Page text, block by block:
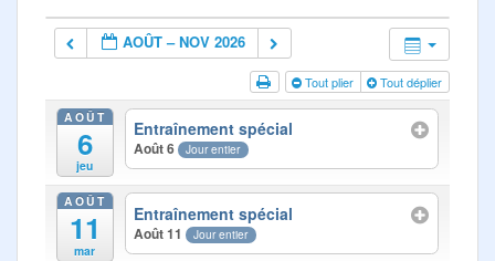
AOÛT – NOV 2026
Tout plier Tout déplier
AOÛT
6
jeu
Entraînement spécial
Août 6 Jour entier
AOÛT
11
mar
Entraînement spécial
Août 11 Jour entier
Comité
Photos
Médias
Contact